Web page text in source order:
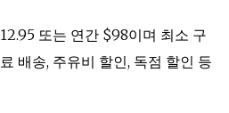
또는 연간 $98이며 최소 구
배송, 주유비 할인, 독점 할인 등